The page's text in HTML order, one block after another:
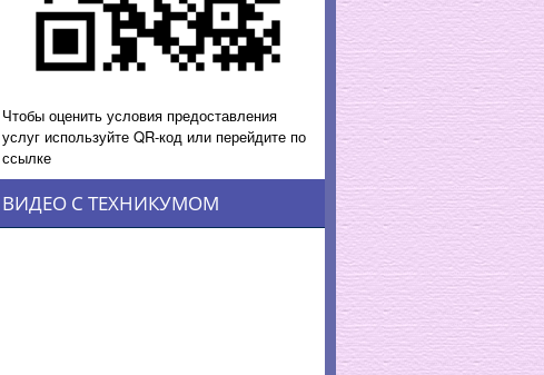
Чтобы оценить условия предоставления
услуг используйте QR-код или перейдите по
ссылке
ВИДЕО С ТЕХНИКУМОМ